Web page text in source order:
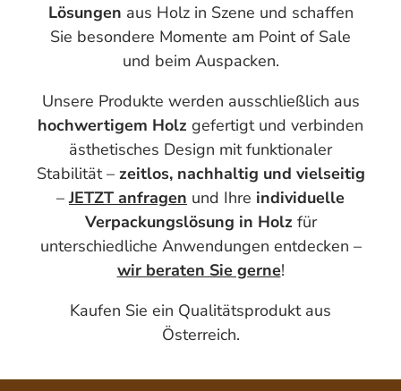
Lösungen aus Holz in Szene und schaffen
Sie besondere Momente am Point of Sale
und beim Auspacken.
Unsere Produkte werden ausschließlich aus
hochwertigem Holz gefertigt und verbinden
ästhetisches Design mit funktionaler
Stabilität – zeitlos, nachhaltig und vielseitig
–JETZT anfragen und Ihre individuelle
Verpackungslösung in Holz für
unterschiedliche Anwendungen entdecken –
wir beraten Sie gerne!
Kaufen Sie ein Qualitätsprodukt aus
Österreich.